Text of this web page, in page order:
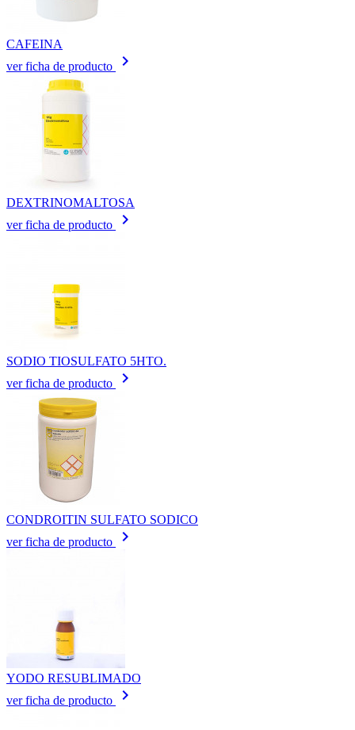
CAFEINA
ver ficha de producto
keyboard_arrow_right
DEXTRINOMALTOSA
ver ficha de producto
keyboard_arrow_right
SODIO TIOSULFATO 5HTO.
ver ficha de producto
keyboard_arrow_right
CONDROITIN SULFATO SODICO
ver ficha de producto
keyboard_arrow_right
YODO RESUBLIMADO
ver ficha de producto
keyboard_arrow_right